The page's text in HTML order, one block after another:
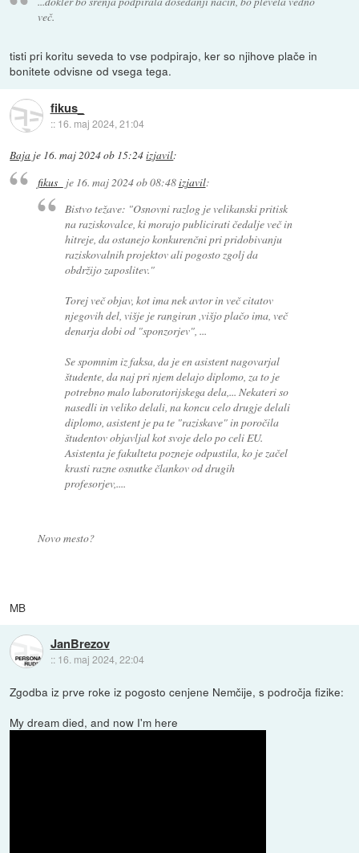
več.
tisti pri koritu seveda to vse podpirajo, ker so njihove plače in
bonitete odvisne od vsega tega.
fikus_
:: 16. maj 2024, 21:04
Baja je 16. maj 2024 ob 15:24izjavil:
fikus_ je 16. maj 2024 ob 08:48izjavil:
Bistvo težave: "Osnovni razlog je velikanski pritisk
na raziskovalce, ki morajo publicirati čedalje več in
hitreje, da ostanejo konkurenčni pri pridobivanju
raziskovalnih projektov ali pogosto zgolj da
obdržijo zaposlitev."
Torej več objav, kot ima nek avtor in več citatov
njegovih del, višje je rangiran ,višjo plačo ima, več
denarja dobi od "sponzorjev", ...
Se spomnim iz faksa, da je en asistent nagovarjal
študente, da naj pri njem delajo diplomo, za to je
potrebno malo laboratorijskega dela,... Nekateri so
nasedli in veliko delali, na koncu celo drugje delali
diplomo, asistent je pa te "raziskave" in poročila
študentov objavljal kot svoje delo po celi EU.
Asistenta je fakulteta pozneje odpustila, ko je začel
krasti razne osnutke člankov od drugih
profesorjev,....
Novo mesto?
MB
JanBrezov
:: 16. maj 2024, 22:04
Zgodba iz prve roke iz pogosto cenjene Nemčije, s področja fizike:
My dream died, and now I'm here